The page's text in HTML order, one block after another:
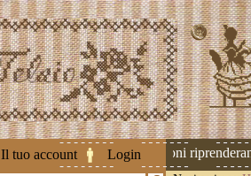
Il tuo account Login
Attenzione ! Le spedizioni